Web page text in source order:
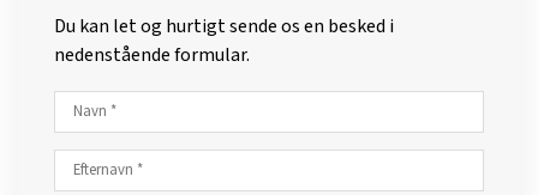
Du kan let og hurtigt sende os en besked i
nedenstående formular.